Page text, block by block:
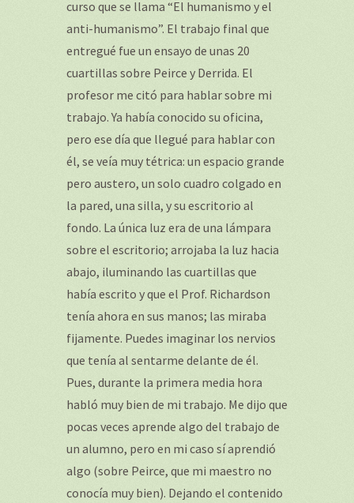
curso que se llama “El humanismo y el
anti-humanismo”. El trabajo final que
entregué fue un ensayo de unas 20
cuartillas sobre Peirce y Derrida. El
profesor me citó para hablar sobre mi
trabajo. Ya había conocido su oficina,
pero ese día que llegué para hablar con
él, se veía muy tétrica: un espacio grande
pero austero, un solo cuadro colgado en
la pared, una silla, y su escritorio al
fondo. La única luz era de una lámpara
sobre el escritorio; arrojaba la luz hacia
abajo, iluminando las cuartillas que
había escrito y que el Prof. Richardson
tenía ahora en sus manos; las miraba
fijamente. Puedes imaginar los nervios
que tenía al sentarme delante de él.
Pues, durante la primera media hora
habló muy bien de mi trabajo. Me dijo que
pocas veces aprende algo del trabajo de
un alumno, pero en mi caso sí aprendió
algo (sobre Peirce, que mi maestro no
conocía muy bien). Dejando el contenido